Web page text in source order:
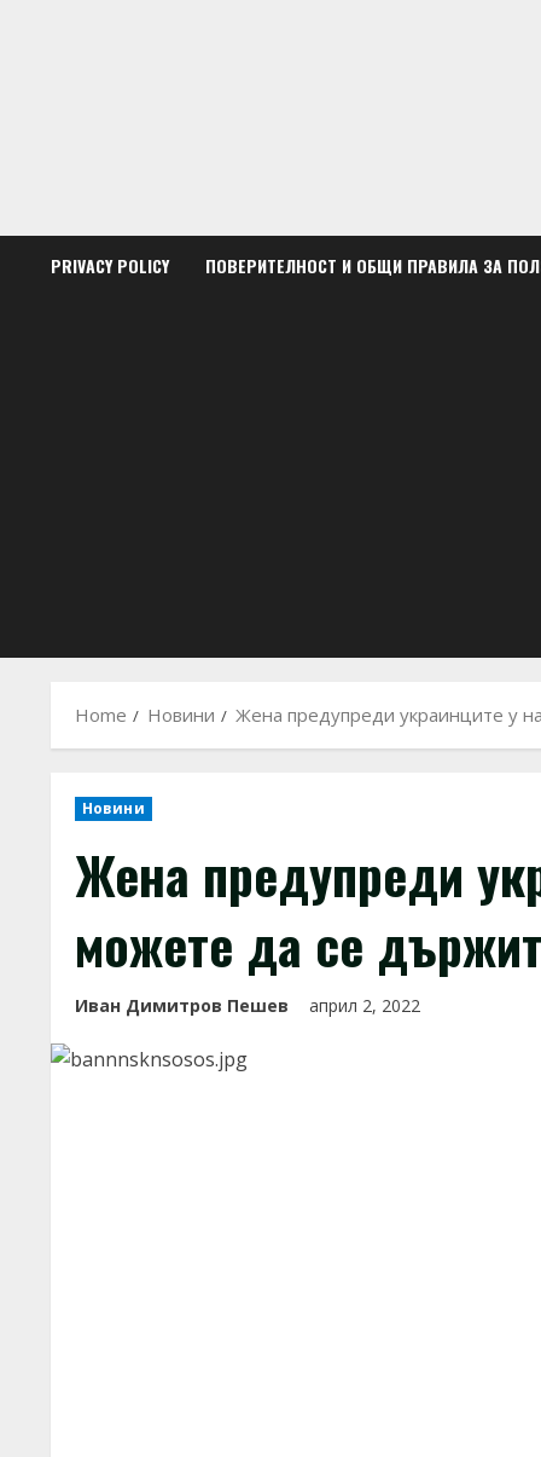
PRIVACY POLICY ПОВЕРИТЕЛНОСТ И ОБЩИ ПРАВИЛА ЗА
Home Новини Жена предупреди украинците у
Новини
Жена предупреди
можете да се
Иван Димитров Пешев април 2, 2022